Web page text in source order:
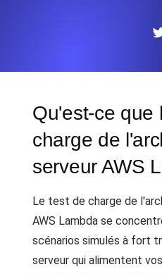
Qu'est-ce que
charge de
serveur AWS
Le test de charge de
AWS Lambda se
scénarios simulés à fort
serveur qui alimentent